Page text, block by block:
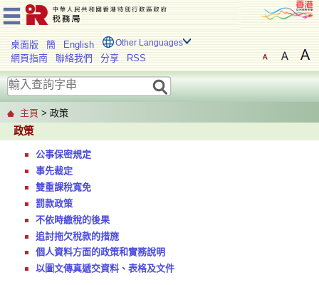
桌面版 簡 English Other Languages
網頁指南 聯絡我們 分享 RSS
主頁 > 政策
政策
公事保密規定
事先裁定
雙重課稅寬免
罰款政策
不依時繳稅的後果
追討拖欠稅款的措施
個人資料方面的政策和實務說明
以圖文傳真遞交資料、表格及文件